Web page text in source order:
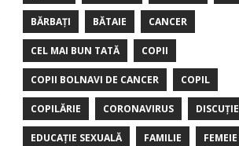
BĂRBAȚI BĂTAIE CANCER
CEL MAI BUN TATĂ COPII
COPII BOLNAVI DE CANCER COPIL
COPILĂRIE CORONAVIRUS DISCUȚIE
EDUCAȚIE SEXUALĂ FAMILIE FEMEIE